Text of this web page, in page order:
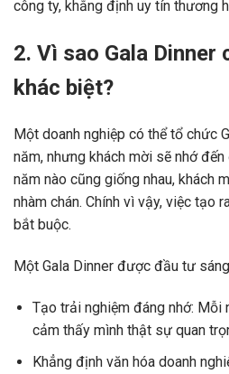
công ty, khẳng định uy tín thương
2. Vì sao Gala Dinner
khác biệt?
Một doanh nghiệp có thể tổ chức
năm, nhưng khách mời sẽ nhớ
năm nào cũng giống nhau, khách
nhàm chán. Chính vì vậy, việc tạo
bắt buộc.
Một Gala Dinner được đầu tư
Tạo trải nghiệm đáng nhớ: Mỗi
cảm thấy mình thật sự quan
Khẳng định văn hóa doanh